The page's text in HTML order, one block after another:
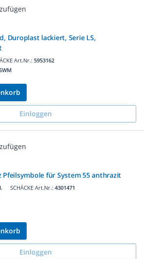
Duroplast lackiert, Serie LS,
Art.Nr.: 5953162
Einloggen
Pfeilsymbole für System 55 anthrazit
SCHÄCKE Art.Nr.: 4301471
Einloggen